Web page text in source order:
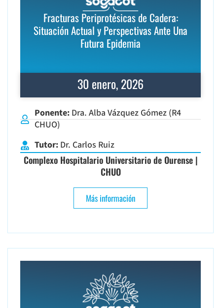
Fracturas Periprotésicas de Cadera:
Situación Actual y Perspectivas Ante Una
Futura Epidemia
30 enero, 2026
Ponente: Dra. Alba Vázquez Gómez (R4
CHUO)
Tutor: Dr. Carlos Ruiz
Complexo Hospitalario Universitario de Ourense |
CHUO
Más información